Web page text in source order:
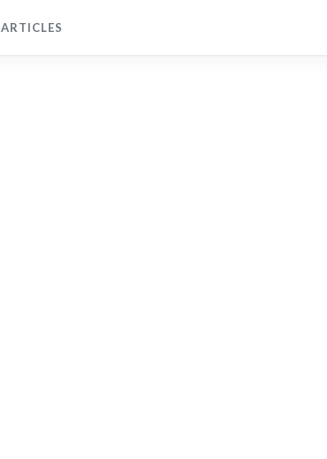
ARTICLES